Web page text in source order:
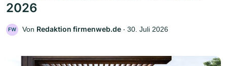
2026
FW Von Redaktion firmenweb.de ‧ 30. Juli 2026